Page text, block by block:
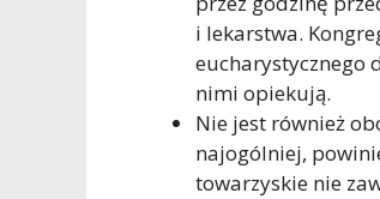
i lekarstwa.
eucharystycznego
nimi opiekują.
Nie jest również
najogólniej,
towarzyskie nie